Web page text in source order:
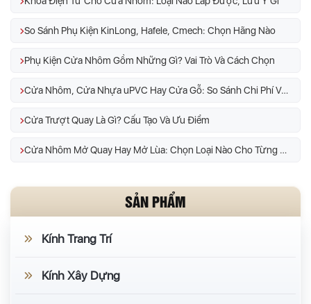
So Sánh Phụ Kiện KinLong, Hafele, Cmech: Chọn Hãng Nào
Phụ Kiện Cửa Nhôm Gồm Những Gì? Vai Trò Và Cách Chọn
Cửa Nhôm, Cửa Nhựa uPVC Hay Cửa Gỗ: So Sánh Chi Phí Và Độ Bền
Cửa Trượt Quay Là Gì? Cấu Tạo Và Ưu Điểm
Cửa Nhôm Mở Quay Hay Mở Lùa: Chọn Loại Nào Cho Từng Vị Trí
SẢN PHẨM
Kính Trang Trí
Kính Xây Dựng